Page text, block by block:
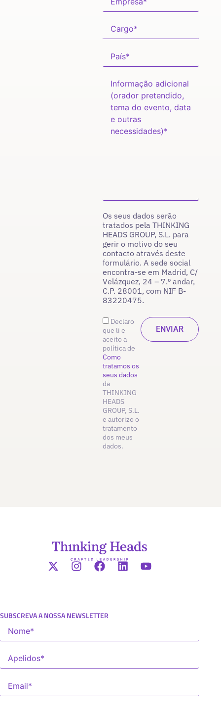
Os seus dados serão
tratados pela THINKING
HEADS GROUP, S.L. para
gerir o motivo do seu
contacto através deste
formulário. A sede social
encontra-se em Madrid, C/
Velázquez, 24 – 7.º andar,
C.P. 28001, com NIF B-
83220475.
Declaro
que li e
aceito a
política de
Como
tratamos os
seus dados
da
THINKING
HEADS
GROUP, S.L.
e autorizo o
tratamento
dos meus
dados.
SUBSCREVA A NOSSA NEWSLETTER